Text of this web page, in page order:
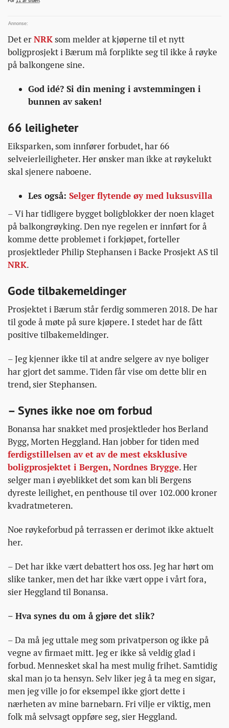
boliger/
Det erNRKsom melder at kjøperne til et nytt
boligprosjekt i Bærum må forplikte seg til ikke å røyke
på balkongene sine.
God idé? Si din mening i avstemmingen i
bunnen av saken!
66 leiligheter
Eiksparken, som innfører forbudet, har 66
selveierleiligheter. Her ønsker man ikke at røykelukt
skal sjenere naboene.
Les også: Selger flytende øy med luksusvilla
– Vi har tidligere bygget boligblokker der noen klaget
på balkongrøyking. Den nye regelen er innført for å
komme dette problemet i forkjøpet, forteller
prosjektleder Philip Stephansen i Backe Prosjekt AS til
NRK.
Gode tilbakemeldinger
Prosjektet i Bærum står ferdig sommeren 2018. De har
til gode å møte på sure kjøpere. I stedet har de fått
positive tilbakemeldinger.
– Jeg kjenner ikke til at andre selgere av nye boliger
har gjort det samme. Tiden får vise om dette blir en
trend, sier Stephansen.
– Synes ikke noe om forbud
Bonansa har snakket med prosjektleder hos Berland
Bygg, Morten Heggland. Han jobber for tiden med
ferdigstillelsen av et av de mest eksklusive
boligprosjektet i Bergen, Nordnes Brygge. Her
selger man i øyeblikket det som kan bli Bergens
dyreste leilighet, en penthouse til over 102.000 kroner
kvadratmeteren.
Noe røykeforbud på terrassen er derimot ikke aktuelt
her.
– Det har ikke vært debattert hos oss. Jeg har hørt om
slike tanker, men det har ikke vært oppe i vårt fora,
sier Heggland til Bonansa.
– Hva synes du om å gjøre det slik?
– Da må jeg uttale meg som privatperson og ikke på
vegne av firmaet mitt. Jeg er ikke så veldig glad i
forbud. Mennesket skal ha mest mulig frihet. Samtidig
skal man jo ta hensyn. Selv liker jeg å ta meg en sigar,
men jeg ville jo for eksempel ikke gjort dette i
nærheten av mine barnebarn. Fri vilje er viktig, men
folk må selvsagt oppføre seg, sier Heggland.